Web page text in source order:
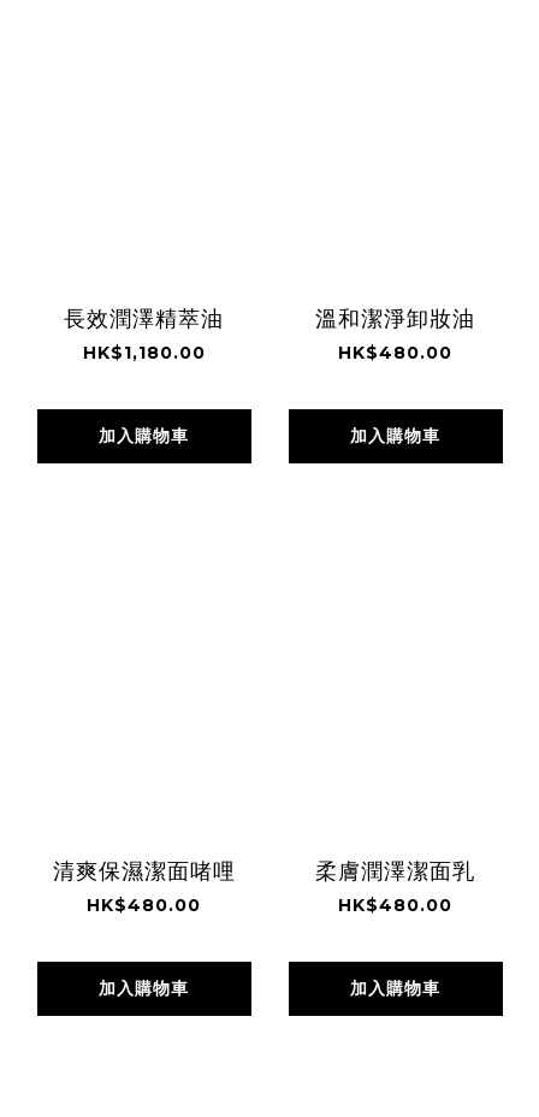
長效潤澤精萃油
HK$1,180.00
加入購物車
溫和潔淨卸妝油
HK$480.00
加入購物車
清爽保濕潔面啫哩
HK$480.00
加入購物車
柔膚潤澤潔面乳
HK$480.00
加入購物車